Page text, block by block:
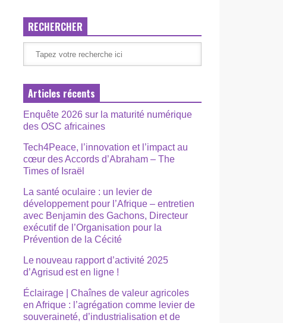
RECHERCHER
Articles récents
Enquête 2026 sur la maturité numérique
des OSC africaines
Tech4Peace, l’innovation et l’impact au
cœur des Accords d’Abraham – The
Times of Israël
La santé oculaire : un levier de
développement pour l’Afrique – entretien
avec Benjamin des Gachons, Directeur
exécutif de l’Organisation pour la
Prévention de la Cécité
Le nouveau rapport d’activité 2025
d’Agrisud est en ligne !
Éclairage | Chaînes de valeur agricoles
en Afrique : l’agrégation comme levier de
souveraineté, d’industrialisation et de